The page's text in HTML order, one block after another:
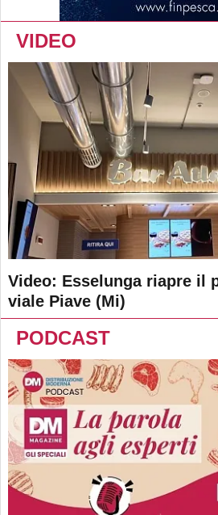
VIDEO
Video: Esselunga riapre il
viale Piave (Mi)
PODCAST